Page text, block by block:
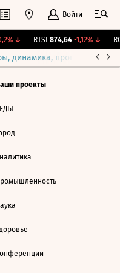
Войти
↓ RTSI 874,64 -1,12%↓
динамика, прогнозы
проекты